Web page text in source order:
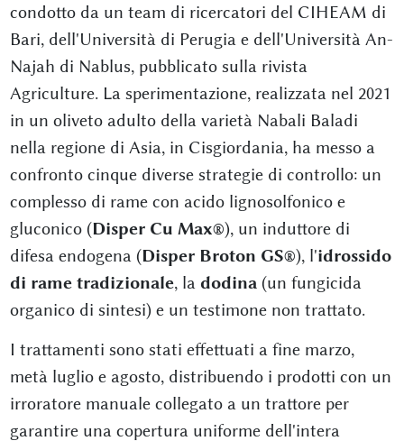
condotto da un team di ricercatori del CIHEAM di
Bari, dell'Università di Perugia e dell'Università An-
Najah di Nablus, pubblicato sulla rivista
Agriculture. La sperimentazione, realizzata nel 2021
in un oliveto adulto della varietà Nabali Baladi
nella regione di Asia, in Cisgiordania, ha messo a
confronto cinque diverse strategie di controllo: un
complesso di rame con acido lignosolfonico e
gluconico (Disper Cu Max®), un induttore di
difesa endogena (Disper Broton GS®), l'idrossido
di rame tradizionale, la dodina(un fungicida
organico di sintesi) e un testimone non trattato.
I trattamenti sono stati effettuati a fine marzo,
metà luglio e agosto, distribuendo i prodotti con un
irroratore manuale collegato a un trattore per
garantire una copertura uniforme dell'intera